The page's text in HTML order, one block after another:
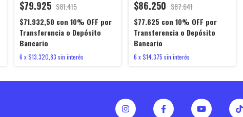
$79.925 $81.415
$71.932,50 con 10% OFF por
Transferencia o Depósito
Bancario
6 x$13.320,83 sin interés
$86.250 $87.641
$77.625 con 10% OFF por
Transferencia o Depósito
Bancario
6 x$14.375 sin interés